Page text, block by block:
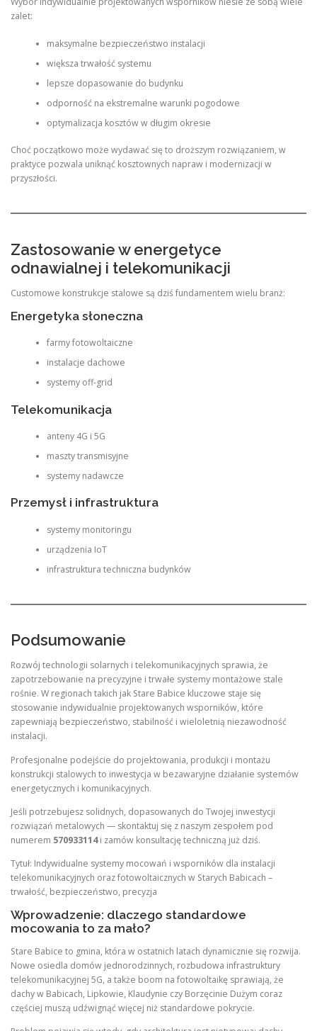
zalet:
maksymalne bezpieczeństwo instalacji
większa trwałość systemu
lepsze dopasowanie do budynku
odporność na ekstremalne warunki pogodowe
optymalizacja kosztów w długim okresie
Choć początkowo może wydawać się to droższym rozwiązaniem, w
praktyce pozwala uniknąć kosztownych napraw i modernizacji w
przyszłości.
Zastosowanie w energetyce
odnawialnej i telekomunikacji
Customowe konstrukcje stalowe są dziś fundamentem wielu branż:
Energetyka słoneczna
farmy fotowoltaiczne
instalacje dachowe
systemy off-grid
Telekomunikacja
anteny 4G i 5G
maszty transmisyjne
systemy nadawcze
Przemysł i infrastruktura
systemy monitoringu
urządzenia IoT
infrastruktura techniczna budynków
Podsumowanie
Rozwój technologii solarnych i telekomunikacyjnych sprawia, że
zapotrzebowanie na precyzyjne i trwałe systemy montażowe stale
rośnie. W regionach takich jak Stare Babice kluczowe staje się
stosowanie indywidualnie projektowanych wsporników, które
zapewniają bezpieczeństwo, stabilność i wieloletnią niezawodność
instalacji.
Profesjonalne podejście do projektowania, produkcji i montażu
konstrukcji stalowych to inwestycja w bezawaryjne działanie systemów
energetycznych i komunikacyjnych.
Jeśli potrzebujesz solidnych, dopasowanych do Twojej inwestycji
rozwiązań metalowych — skontaktuj się z naszym zespołem pod
numerem 570933114i zamów konsultację techniczną już dziś.
Tytuł: Indywidualne systemy mocowań i wsporników dla instalacji
telekomunikacyjnych oraz fotowoltaicznych w Starych Babicach –
trwałość, bezpieczeństwo, precyzja
Wprowadzenie: dlaczego standardowe
mocowania to za mało?
Stare Babice to gmina, która w ostatnich latach dynamicznie się rozwija.
Nowe osiedla domów jednorodzinnych, rozbudowa infrastruktury
telekomunikacyjnej 5G, a także boom na fotowoltaikę sprawiają, że
dachy w Babicach, Lipkowie, Klaudynie czy Borzęcinie Dużym coraz
częściej muszą udźwignąć więcej niż standardowe pokrycie.